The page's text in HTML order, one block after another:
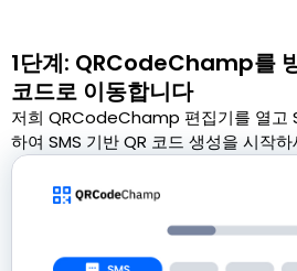
1단계: QRCodeChamp를
코드로 이동합니다
저희 QRCodeChamp 편집기를 열고
하여 SMS 기반 QR 코드 생성을 시작하